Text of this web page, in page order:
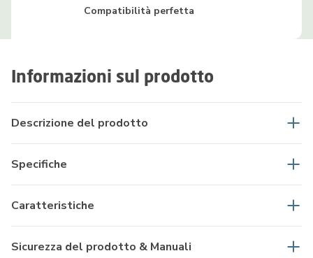
Informazioni sul prodotto
Descrizione del prodotto
Specifiche
Caratteristiche
Sicurezza del prodotto & Manuali
Compatibilità perfetta